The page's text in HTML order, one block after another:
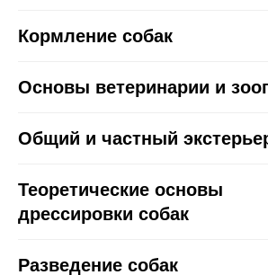
Кормление собак
Основы ветеринарии и
Общий и частный
Теоретические основы
дрессировки собак
Разведение собак